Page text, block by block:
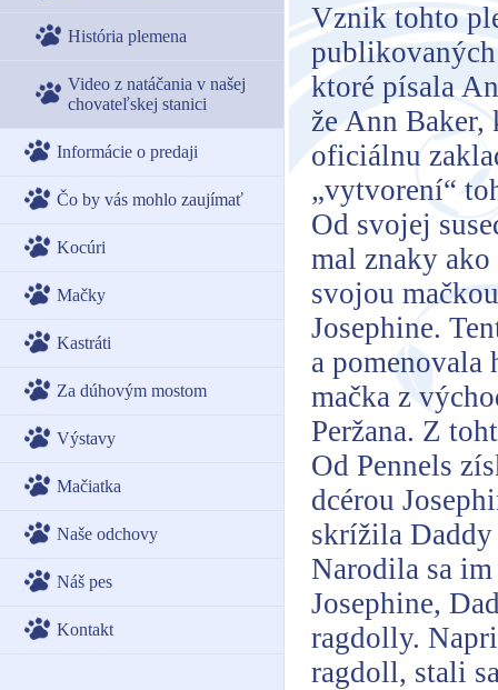
História plemena
Video z natáčania v našej
chovateľskej stanici
Informácie o predaji
Čo by vás mohlo zaujímať
Kocúri
Mačky
Kastráti
Za dúhovým mostom
Výstavy
Mačiatka
Naše odchovy
Náš pes
Kontakt
Vznik tohto
ktoré písala
že Ann Baker,
oficiálnu
„vytvorení“
Od svojej
mal znaky
svojou
Josephine.
a pomenovala
mačka z
Peržana. Z
Od Pennels
dcérou
skrížila Daddy
Narodila sa
Josephine,
ragdolly.
ragdoll, stali